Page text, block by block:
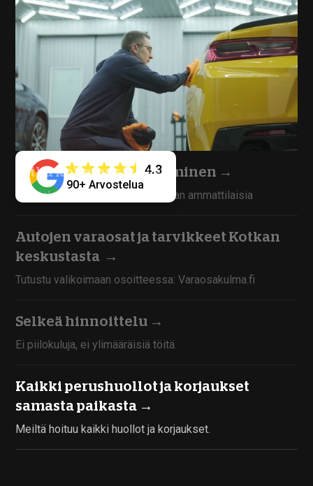
4.3
90+ Arvostelua
Pitkä kokemus ja osaaminen →
Työntekijämme ovat kokoneita alan ammattilaisia
Autojen varaosat ja tarvikkeet Kotkan
keskustasta →
Tutustu valikoimaan osoitteessa: Varaosakulma.fi
Selkeä hinnoittelu →
Ei piilokuluja, ei ylimääräisiä töitä.
Kaikki perushuollot ja korjaukset
samasta paikasta →
Meiltä hoituu kaikki huollot ja korjaukset.